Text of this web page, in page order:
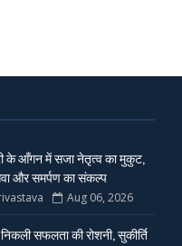
के आँगन में सजा नेतृत्व का मुकुट,
और समर्पण का संकल्प
Aug 06, 2026
सफलता की रोशनी, सुकीर्ति